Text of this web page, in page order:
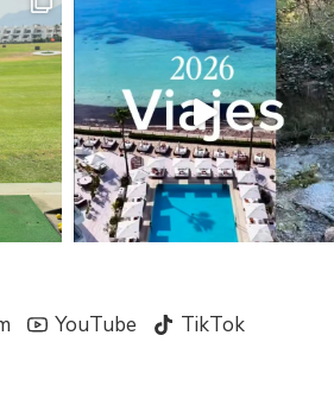
YouTube TikTok